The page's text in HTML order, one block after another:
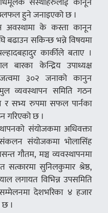
हुने जनाइएको छ ।
अवस्थामा के कस्ता कानून
बढाउन सकिन्छ भन्ने विषयमा
कार्कीले बताए ।
केन्द्रिय उपाध्यक्ष
३०२ जनाको कानुन
व्यवस्थापन समिति गठन
सभ्य रुपमा सफल पार्नका
गरिएको छ ।
संयोजकमा अधिवक्ता
संकलन संयोजकमा भोलासिंह
गौतम, मञ्च व्यवस्थापनमा
सत्कारमा सुनिलकुमार श्रेष्ठ,
लगायत विभिन्न उपसमिति
देशभरिका ४ हजार
।